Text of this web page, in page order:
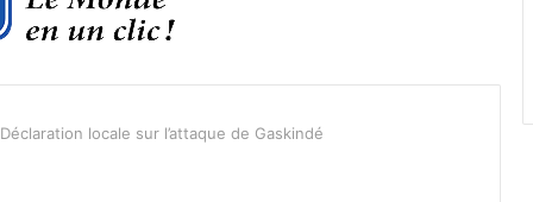
locale sur l’attaque de Gaskindé